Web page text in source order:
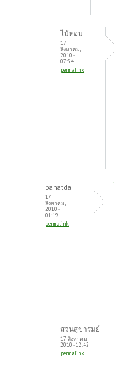
ไม้หอม
17
สิงหาคม,
2010 -
07:34
permalink
panatda
17
สิงหาคม,
2010 -
01:19
permalink
สวนสุขารมย์
17 สิงหาคม,
2010 - 12:42
permalink